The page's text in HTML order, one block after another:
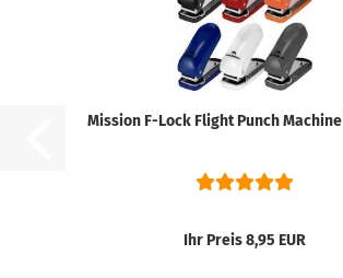
Mission F-Lock Flight Punch Machine
Ihr Preis 8,95 EUR